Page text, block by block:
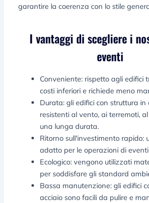
garantire la coerenza con lo stile
I vantaggi di scegliere i
eventi
Conveniente: rispetto agli edifici
costi inferiori e richiede meno
Durata: gli edifici con struttura in
resistenti al vento, ai terremoti,
una lunga durata.
Ritorno sull'investimento rapido:
adatto per le operazioni di
Ecologico: vengono utilizzati
per soddisfare gli standard
Bassa manutenzione: gli edifici
acciaio sono facili da pulire e